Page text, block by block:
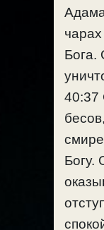
Бога.
40:37
Богу.